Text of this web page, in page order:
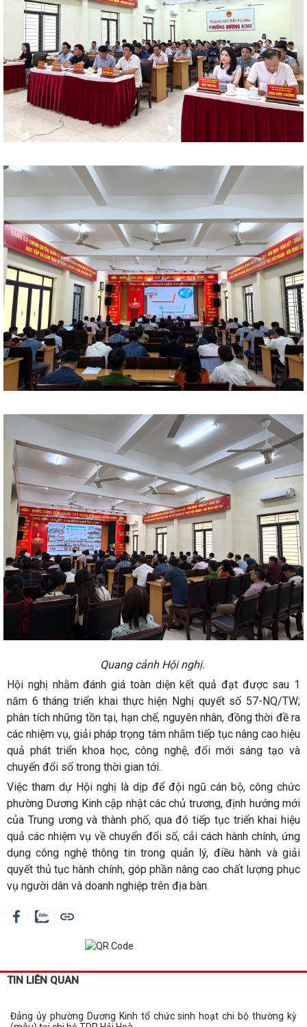
Quang cảnh Hội nghị.
Hội nghị nhằm đánh giá toàn diện kết quả đạt được sau 1
năm 6 tháng triển khai thực hiện Nghị quyết số 57-NQ/TW;
phân tích những tồn tại, hạn chế, nguyên nhân, đồng thời đề ra
các nhiệm vụ, giải pháp trọng tâm nhằm tiếp tục nâng cao hiệu
quả phát triển khoa học, công nghệ, đổi mới sáng tạo và
chuyển đổi số trong thời gian tới.
Việc tham dự Hội nghị là dịp để đội ngũ cán bộ, công chức
phường Dương Kinh cập nhật các chủ trương, định hướng mới
của Trung ương và thành phố, qua đó tiếp tục triển khai hiệu
quả các nhiệm vụ về chuyển đổi số, cải cách hành chính, ứng
dụng công nghệ thông tin trong quản lý, điều hành và giải
quyết thủ tục hành chính, góp phần nâng cao chất lượng phục
vụ người dân và doanh nghiệp trên địa bàn.
TIN LIÊN QUAN
Đảng ủy phường Dương Kinh tổ chức sinh hoạt chi bộ thường kỳ